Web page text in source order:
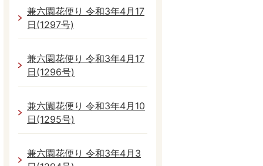
兼六園花便り 令和3年4月17
日(1297号)
兼六園花便り 令和3年4月17
日(1296号)
兼六園花便り 令和3年4月10
日(1295号)
兼六園花便り 令和3年4月3